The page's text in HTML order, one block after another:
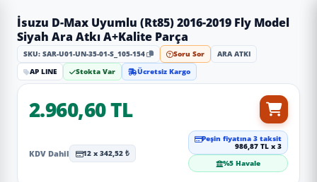
İsuzu D-Max Uyumlu (Rt85) 2016-2019 Fly Model
Siyah Ara Atkı A+Kalite Parça
SKU: SAR-U01-UN-35-01-S_105-154 Soru Sor
ARA ATKI
AP LINE
Stokta Var Ücretsiz Kargo
2.960,60 TL
KDV Dahil 12 x 342,52 ₺
Peşin fiyatına 3 taksit
986,87 TL x 3
%5 Havale